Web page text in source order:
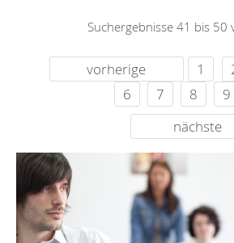
Suchergebnisse 41 bis 50
vorherige 1
6
7 8 9
nächste